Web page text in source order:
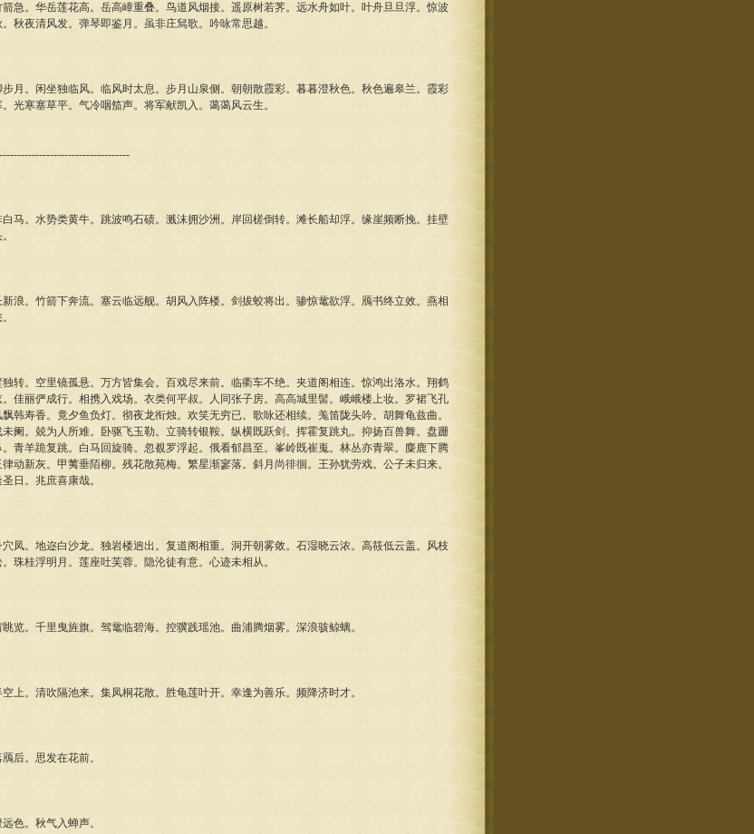
急。华岳莲花高。岳高嶂重叠。鸟道风烟接。遥原树若荠。远水舟如叶。叶舟旦旦浮。惊波
秋夜清风发。弹琴即鉴月。虽非庄舃歌。吟咏常思越。
月。闲坐独临风。临风时太息。步月山泉侧。朝朝散霞彩。暮暮澄秋色。秋色遍皋兰。霞彩
光寒塞草平。气冷咽笳声。将军献凯入。蔼蔼风云生。
马。水势类黄牛。跳波鸣石碛。溅沫拥沙洲。岸回槎倒转。滩长船却浮。缘崖频断挽。挂壁
浪。竹箭下奔流。塞云临远舰。胡风入阵楼。剑拔蛟将出。骖惊鼋欲浮。鴈书终立效。燕相
转。空里镜孤悬。万方皆集会。百戏尽来前。临衢车不绝。夹道阁相连。惊鸿出洛水。翔鹤
佳丽俨成行。相携入戏场。衣类何平叔。人同张子房。高高城里髻。峨峨楼上妆。罗裙飞孔
韩寿香。竟夕鱼负灯。彻夜龙衔烛。欢笑无穷已。歌咏还相续。羗笛陇头吟。胡舞龟兹曲。
阑。兢为人所难。卧驱飞玉勒。立骑转银鞍。纵横既跃剑。挥霍复跳丸。抑扬百兽舞。盘跚
青羊跪复跳。白马回旋骑。忽覩罗浮起。俄看郁昌至。峯岭既崔嵬。林丛亦青翠。麋鹿下腾
动新灰。甲荑垂陌柳。残花散苑梅。繁星渐寥落。斜月尚徘徊。王孙犹劳戏。公子未归来。
日。兆庶喜康哉。
凤。地迩白沙龙。独岩楼逈出。复道阁相重。洞开朝雾敛。石湿晓云浓。高筱低云盖。风枝
珠桂浮明月。莲座吐芙蓉。隐沦徒有意。心迹未相从。
览。千里曳旌旗。驾鼋临碧海。控骥践瑶池。曲浦腾烟雾。深浪骇鲸螭。
上。清吹隔池来。集凤桐花散。胜龟莲叶开。幸逢为善乐。频降济时才。
后。思发在花前。
色。秋气入蝉声。